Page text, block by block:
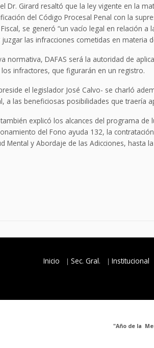
Dr. Girard resaltó que la ley vigente en la
del Código Procesal Penal con la
se generó “un vacío legal en relación
las infracciones cometidas en materia
normativa, DAFAS será la autoridad de
infractores, que figurarán en un registro.
el legislador José Calvo- se charló
a las beneficiosas posibilidades que traería
también explicó los alcances del programa
del Fono ayuda 132, la
Mental y Abordaje de las Adicciones, hasta
Inicio Sec. Gral. Institucional
"Año de la